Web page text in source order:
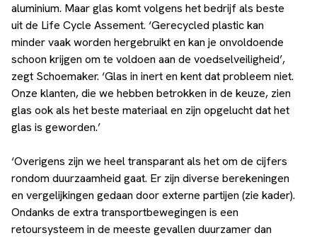
aluminium. Maar glas komt volgens het bedrijf als beste
uit de Life Cycle Assement. ‘Gerecycled plastic kan
minder vaak worden hergebruikt en kan je onvoldoende
schoon krijgen om te voldoen aan de voedselveiligheid’,
zegt Schoemaker. ‘Glas in inert en kent dat probleem niet.
Onze klanten, die we hebben betrokken in de keuze, zien
glas ook als het beste materiaal en zijn opgelucht dat het
glas is geworden.’
‘Overigens zijn we heel transparant als het om de cijfers
rondom duurzaamheid gaat. Er zijn diverse berekeningen
en vergelijkingen gedaan door externe partijen (zie kader).
Ondanks de extra transportbewegingen is een
retoursysteem in de meeste gevallen duurzamer dan